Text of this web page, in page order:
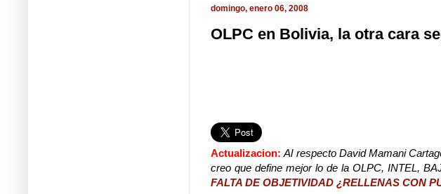
domingo, enero 06, 2008
OLPC en Bolivia, la otra cara
Actualizacion: Al respecto David Mamani
creo que define mejor lo de la OLPC, INTEL,
FALTA DE OBJETIVIDAD ¿RELLENAS CON